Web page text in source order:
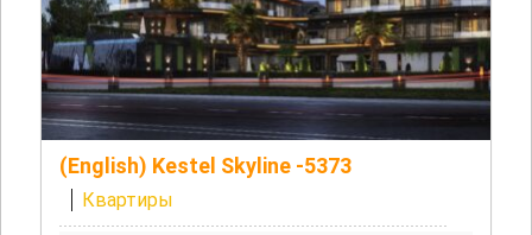
(English) Kestel Skyline -5373
Квартиры